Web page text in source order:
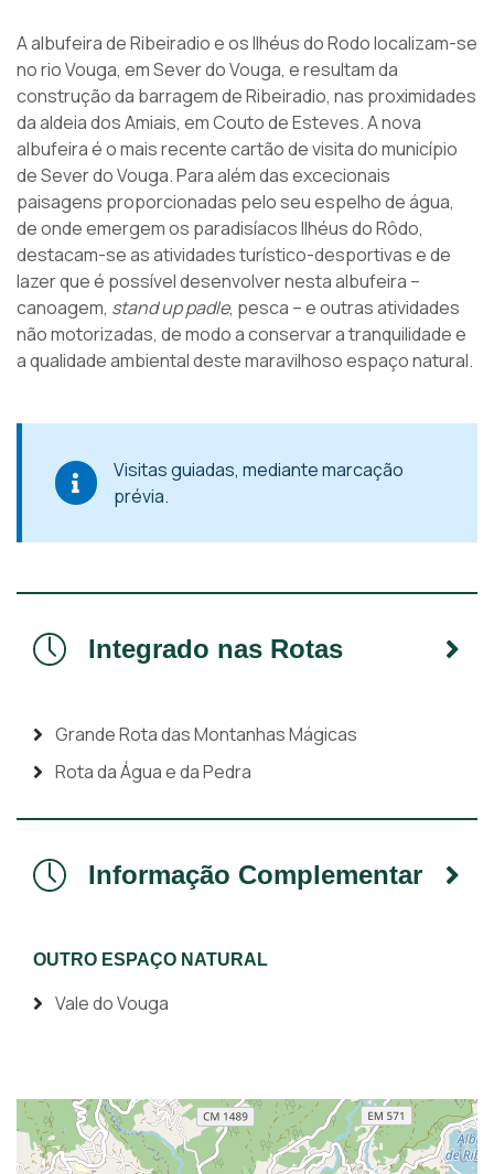
A albufeira de Ribeiradio e os Ilhéus do Rodo localizam-se
no rio Vouga, em Sever do Vouga, e resultam da
construção da barragem de Ribeiradio, nas proximidades
da aldeia dos Amiais, em Couto de Esteves. A nova
albufeira é o mais recente cartão de visita do município
de Sever do Vouga. Para além das excecionais
paisagens proporcionadas pelo seu espelho de água,
de onde emergem os paradisíacos Ilhéus do Rôdo,
destacam-se as atividades turístico-desportivas e de
lazer que é possível desenvolver nesta albufeira –
canoagem, stand up padle, pesca – e outras atividades
não motorizadas, de modo a conservar a tranquilidade e
a qualidade ambiental deste maravilhoso espaço natural.
Visitas guiadas, mediante marcação
prévia.
Integrado nas Rotas
Grande Rota das Montanhas Mágicas
Rota da Água e da Pedra
Informação Complementar
OUTRO ESPAÇO NATURAL
Vale do Vouga